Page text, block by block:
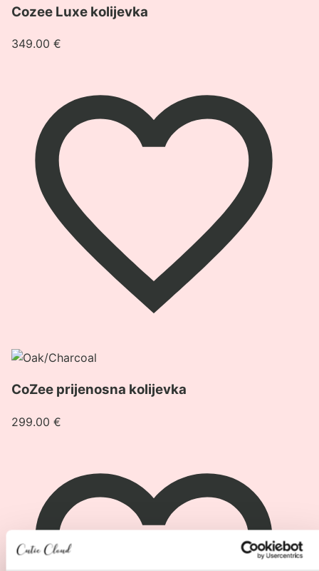
proizvod
Luxe
Cozee Luxe kolijevka
349.00 €
Pogledaj
CoZee
kolijevka
CoZee prijenosna kolijevka
299.00 €